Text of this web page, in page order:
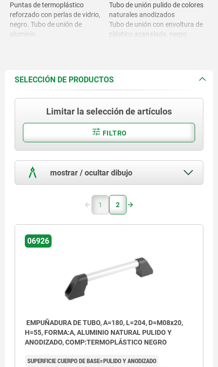
Puntas de termoplástico
reforzado con perlas de vidrio,
negro. Tubo de unión de
aluminio.
Tubo de unión pulido de colores
naturales anodizados
Tubo de unión con envoltura de
plástico acanalada, negro
SELECCIÓN DE PRODUCTOS
Limitar la selección de artículos
FILTRO
mostrar / ocultar dibujo
1 2
06926
EMPUÑADURA DE TUBO, A=180, L=204, D=M08x20,
H=55, FORMA:A, ALUMINIO NATURAL PULIDO Y
ANODIZADO, COMP:TERMOPLÁSTICO NEGRO
SUPERFICIE CUERPO DE BASE=PULIDO Y ANODIZADO